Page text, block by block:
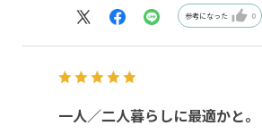
参考になった 0
一人／二人暮らしに最適かと。